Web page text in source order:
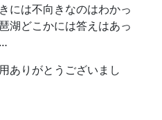
には不向きなのはわかっ
湖どこかには答えはあっ
りがとうございまし